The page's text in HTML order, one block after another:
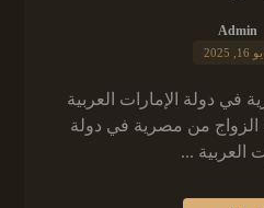
Admin
2025
دولة الإمارات العربية
من مصرية في دولة
العربية ...